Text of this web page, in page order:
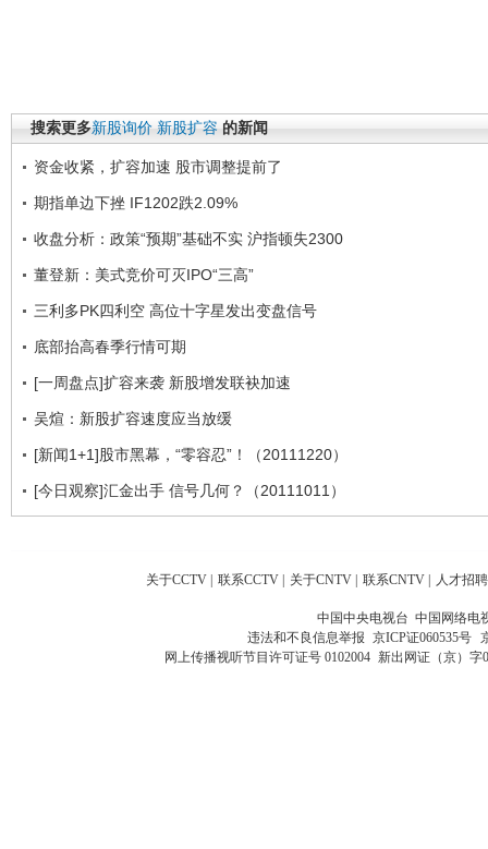
搜索更多新股询价 新股扩容 的新闻
资金收紧，扩容加速 股市调整提前了
期指单边下挫 IF1202跌2.09%
收盘分析：政策“预期”基础不实 沪指顿失2300
董登新：美式竞价可灭IPO“三高”
三利多PK四利空 高位十字星发出变盘信号
底部抬高春季行情可期
[一周盘点]扩容来袭 新股增发联袂加速
吴煊：新股扩容速度应当放缓
[新闻1+1]股市黑幕，“零容忍”！（20111220）
[今日观察]汇金出手 信号几何？（20111011）
关于CCTV | 联系CCTV | 关于CNTV | 联系CNTV | 人才招聘
中国中央电视台 中国网络电
违法和不良信息举报 京ICP证060535号
网上传播视听节目许可证号 0102004 新出网证（京）